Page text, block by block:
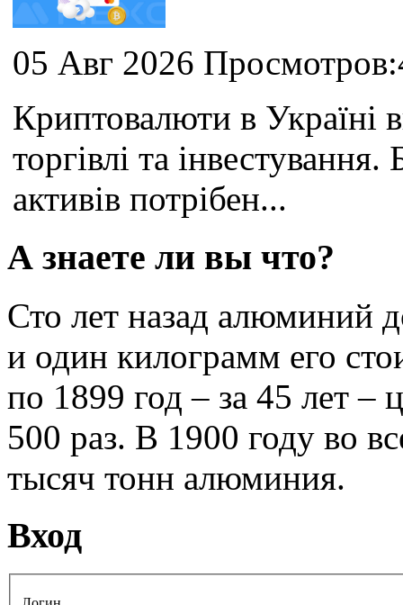
05 Авг 2026
Криптовалюти в Україні
торгівлі та
активів потрібен...
А знаете ли вы что?
Сто лет назад алюминий
и один килограмм его
по 1899 год – за 45 лет
500 раз. В 1900 году во
тысяч тонн алюминия.
Вход